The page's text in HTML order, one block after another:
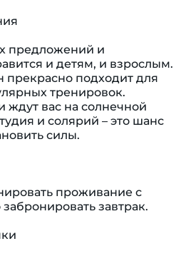
предложений и
и детям, и взрослым.
прекрасно подходит для
тренировок.
вас на солнечной
и солярий – это шанс
силы.
проживание с
завтрак.